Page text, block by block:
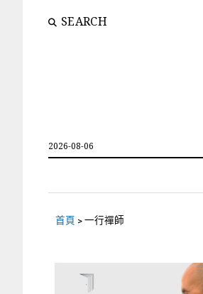
SEARCH
2026-08-06
首頁 >一行禪師